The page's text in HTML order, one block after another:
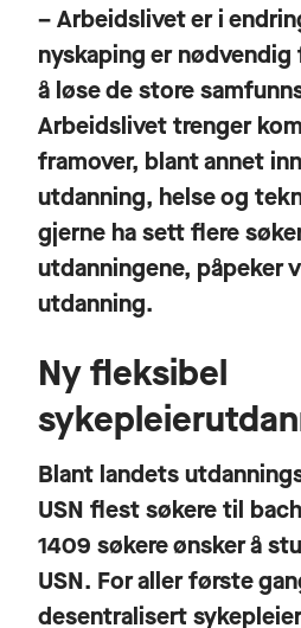
– Arbeidslivet er i
nyskaping er
å løse de store
Arbeidslivet trenger
framover, blant annet
utdanning, helse og
gjerne ha sett flere
utdanningene, påpeker
utdanning.
Ny fleksibel
Blant landets
USN flest søkere til
1409 søkere ønsker å
USN. For aller første
desentralisert